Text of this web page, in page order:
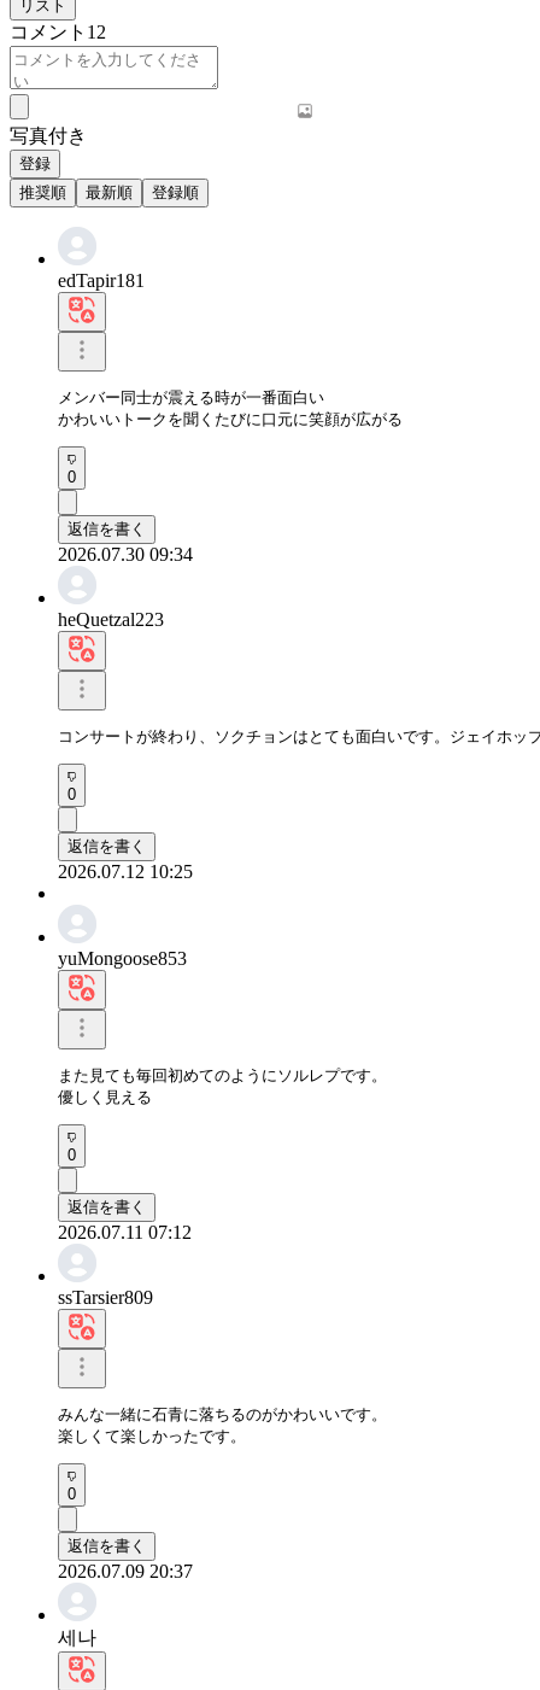
リスト
コメント 12
写真付き
登録
推奨順
最新順 登録順
edTapir181
メンバー同士が震える時が一番面白い
かわいいトークを聞くたびに口元に笑顔が広がる
0
返信を書く
2026.07.30 09:34
heQuetzal223
コンサートが終わり、ソクチョンはとても面白いです。ジェイホッ
0
返信を書く
2026.07.12 10:25
yuMongoose853
また見ても毎回初めてのようにソルレプです。
優しく見える
0
返信を書く
2026.07.11 07:12
ssTarsier809
みんな一緒に石青に落ちるのがかわいいです。
楽しくて楽しかったです。
0
返信を書く
2026.07.09 20:37
세나